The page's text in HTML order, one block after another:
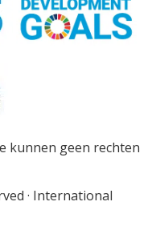
kunnen geen rechten
· International